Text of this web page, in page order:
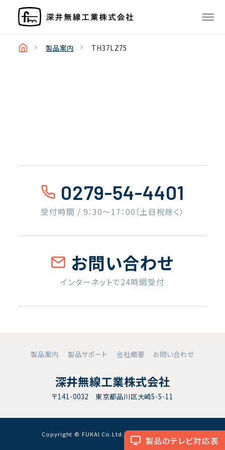
製品のテレビ対応表
製品案内 TH37LZ75
0279-54-4401
受付時間 / 9：30〜17：00（土日祝除く）
お問い合わせ
インターネットで24時間受付
製品案内 製品サポート 会社概要 お問い合わせ
深井無線工業株式会社
〒141-0032 東京都品川区大崎5-5-11
Copyright © FUKAI Co.Ltd. All RightsReserved.